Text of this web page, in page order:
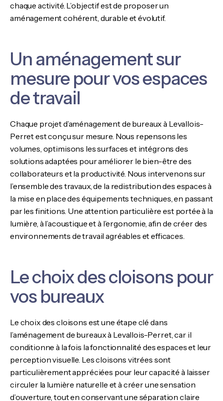
chaque activité. L’objectif est de proposer un
aménagement cohérent, durable et évolutif.
Un aménagement sur
mesure pour vos espaces
de travail
Chaque projet d’aménagement de bureaux à Levallois-
Perret est conçu sur mesure. Nous repensons les
volumes, optimisons les surfaces et intégrons des
solutions adaptées pour améliorer le bien-être des
collaborateurs et la productivité. Nous intervenons sur
l’ensemble des travaux, de la redistribution des espaces à
la mise en place des équipements techniques, en passant
par les finitions. Une attention particulière est portée à la
lumière, à l’acoustique et à l’ergonomie, afin de créer des
environnements de travail agréables et efficaces.
Le choix des cloisons pour
vos bureaux
Le choix des cloisons est une étape clé dans
l’aménagement de bureaux à Levallois-Perret, car il
conditionne à la fois la fonctionnalité des espaces et leur
perception visuelle. Les cloisons vitrées sont
particulièrement appréciées pour leur capacité à laisser
circuler la lumière naturelle et à créer une sensation
d’ouverture, tout en conservant une séparation claire